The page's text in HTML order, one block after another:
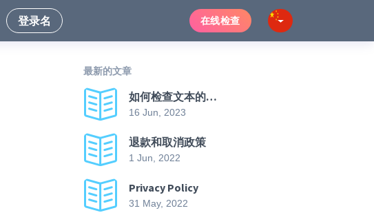
登录名 在线检查
最新的文章
如何检查文本的抄袭情况？以及如何提高文本的独特性？
16 Jun, 2023
退款和取消政策
1 Jun, 2022
Privacy Policy
31 May, 2022